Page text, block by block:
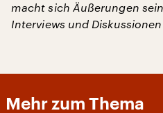
macht sich Äußerungen
Interviews und
Mehr zum Thema